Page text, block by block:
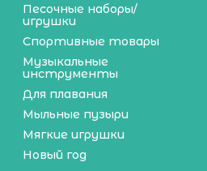
Песочные наборы/
игрушки
Спортивные товары
Музыкальные
инструменты
Для плавания
Мыльные пузыри
Мягкие игрушки
Новый год